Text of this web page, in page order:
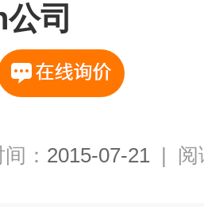
司
： 2015-07-21 | 阅